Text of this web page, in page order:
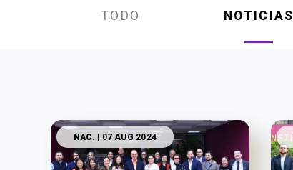
TODO NOTICIAS
NAC. | 07 AUG 2024